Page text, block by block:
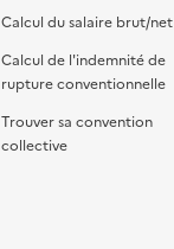
Calcul du salaire brut/net
Calcul de l'indemnité de
rupture conventionnelle
Trouver sa convention
collective